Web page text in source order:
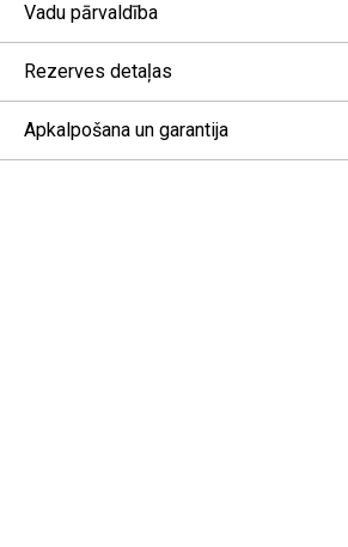
Vadu pārvaldība
Rezerves detaļas
Apkalpošana un garantija